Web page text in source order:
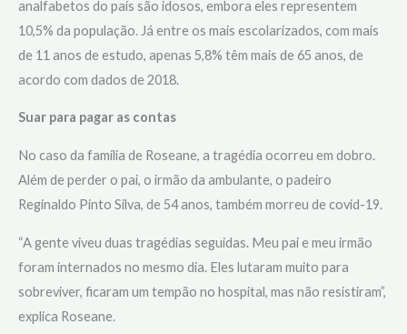
analfabetos do país são idosos, embora eles representem
10,5% da população. Já entre os mais escolarizados, com mais
de 11 anos de estudo, apenas 5,8% têm mais de 65 anos, de
acordo com dados de 2018.
Suar para pagar as contas
No caso da família de Roseane, a tragédia ocorreu em dobro.
Além de perder o pai, o irmão da ambulante, o padeiro
Reginaldo Pinto Silva, de 54 anos, também morreu de covid-19.
“A gente viveu duas tragédias seguidas. Meu pai e meu irmão
foram internados no mesmo dia. Eles lutaram muito para
sobreviver, ficaram um tempão no hospital, mas não resistiram”,
explica Roseane.